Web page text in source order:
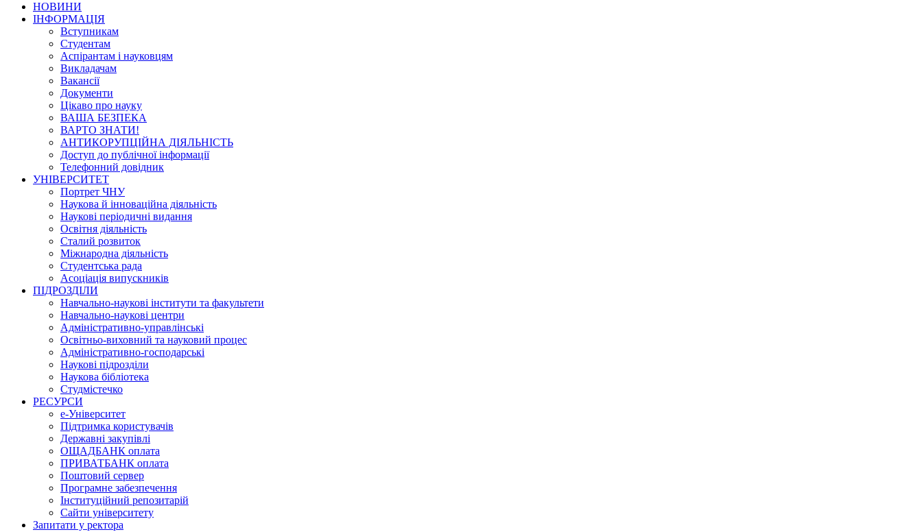
НОВИНИ
ІНФОРМАЦІЯ
Вступникам
Студентам
Аспірантам і науковцям
Викладачам
Вакансії
Документи
Цікаво про науку
ВАША БЕЗПЕКА
ВАРТО ЗНАТИ!
АНТИКОРУПЦІЙНА ДІЯЛЬНІСТЬ
Доступ до публічної інформації
Телефонний довідник
УНІВЕРСИТЕТ
Портрет ЧНУ
Наукова й інноваційна діяльність
Наукові періодичні видання
Освітня діяльність
Сталий розвиток
Міжнародна діяльність
Студентська рада
Асоціація випускників
ПІДРОЗДІЛИ
Навчально-наукові інститути та факультети
Навчально-наукові центри
Адміністративно-управлінські
Освітньо-виховний та науковий процес
Адміністративно-господарські
Наукові підрозділи
Наукова бібліотека
Студмістечко
РЕСУРСИ
е-Університет
Підтримка користувачів
Державні закупівлі
ОЩАДБАНК оплата
ПРИВАТБАНК оплата
Поштовий сервер
Програмне забезпечення
Інституційний репозитарій
Сайти університету
Запитати у ректора